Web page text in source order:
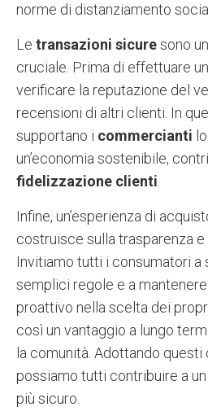
norme di distanziamento
Le transazioni sicuresono
cruciale. Prima di effettuare
verificare la reputazione del
recensioni di altri clienti. In
supportano i commercianti
un’economia sostenibile,
fidelizzazione clienti
Infine, un’esperienza di
costruisce sulla trasparenza e
Invitiamo tutti i consumatori a
semplici regole e a
proattivo nella scelta dei
così un vantaggio a lungo
la comunità. Adottando
possiamo tutti contribuire a
più sicuro.